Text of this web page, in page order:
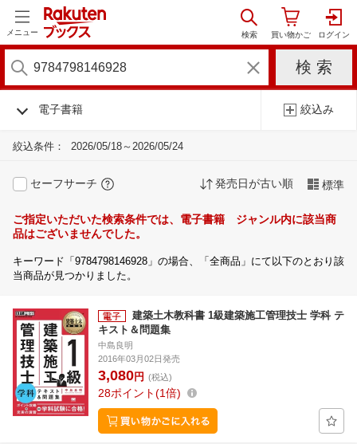
メニュー
電子書籍 絞込み
絞込条件： 2026/05/18～2026/05/24
セーフサーチ 発売日が古い順 標準
ご指定いただいた検索条件では、電子書籍 ジャンル内に該当商
品はございませんでした。
キーワード「9784798146928」の場合、「全商品」にて以下のとおり該
当商品が見つかりました。
建築土木教科書 1級建築施工管理技士 学科 テ
キスト＆問題集
中島良明
2016年03月02日発売
3,080円 (税込)
28ポイント 1倍